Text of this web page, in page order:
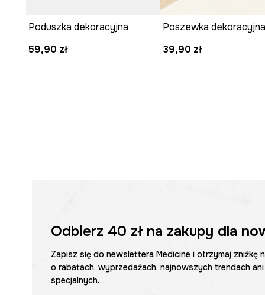
Poduszka dekoracyjna
59,90 zł
39,90 zł
Odbierz 40 złna zakupy dla
Zapisz się do newslettera Medicine i otrzymaj zniżkę
o rabatach, wyprzedażach, najnowszych trendach
specjalnych.